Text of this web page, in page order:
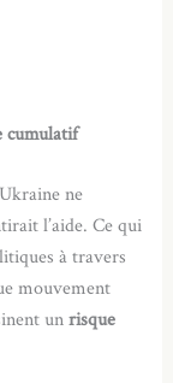
cumulatif
ne
l’aide. Ce qui
à travers
mouvement
unrisque